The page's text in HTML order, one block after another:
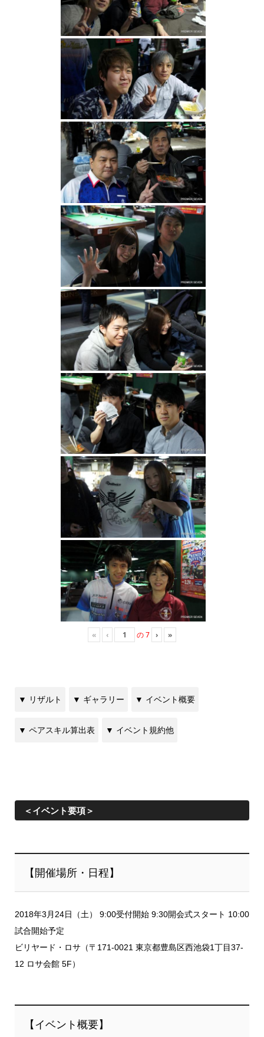
« ‹ の7 › »
▼ リザルト ▼ ギャラリー ▼ イベント概要
▼ ペアスキル算出表 ▼ イベント規約他
＜イベント要項＞
【開催場所・日程】
2018年3月24日（土） 9:00受付開始 9:30開会式スタート 10:00
試合開始予定
ビリヤード・ロサ（〒171-0021 東京都豊島区西池袋1丁目37-
12 ロサ会館 5F）
【イベント概要】